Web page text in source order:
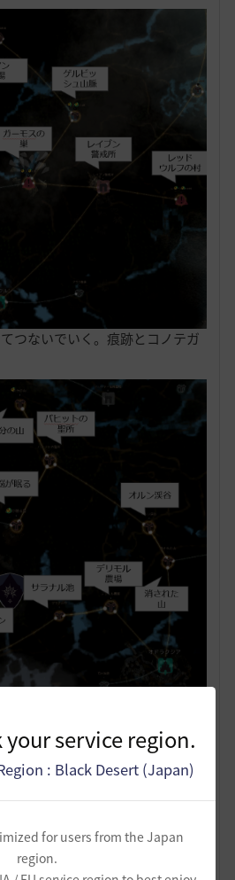
your service region.
: Black Desert (Japan)
for users from the Japan
region.
つないでいく。痕跡とコノテガ
ら追加で繋ぎましょう。
ク-日本